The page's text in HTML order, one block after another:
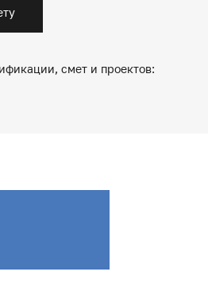
смет и проектов: